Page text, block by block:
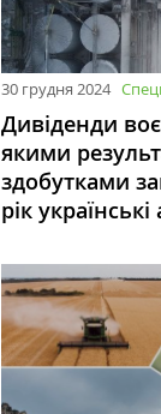
30 грудня 2024
Дивіденди
якими
здобутками
рік